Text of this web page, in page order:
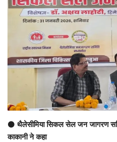
छत्तीसगढ़
उत्तर प्रदेश
अंतर्राष्ट्रीय
धर्म
रेलवे
⚫ थैलेसीमिया सिकल सेल जन जागरण
काकानी ने कहा